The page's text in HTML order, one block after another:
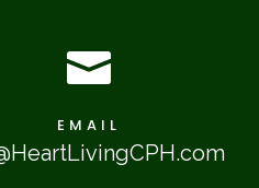

EMAIL